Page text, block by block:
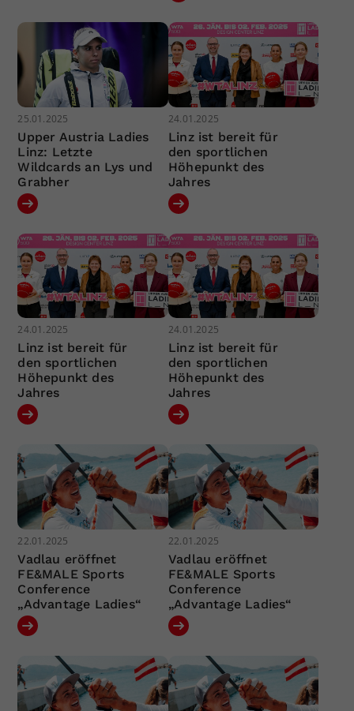
25.01.2025
Upper Austria Ladies
Linz: Letzte
Wildcards an Lys und
Grabher
24.01.2025
Linz ist bereit für
den sportlichen
Höhepunkt des
Jahres
24.01.2025
Linz ist bereit für
den sportlichen
Höhepunkt des
Jahres
24.01.2025
Linz ist bereit für
den sportlichen
Höhepunkt des
Jahres
22.01.2025
Vadlau eröffnet
FE&MALE Sports
Conference
„Advantage Ladies“
22.01.2025
Vadlau eröffnet
FE&MALE Sports
Conference
„Advantage Ladies“